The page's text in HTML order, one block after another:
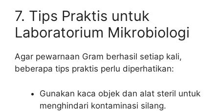
7. Tips Praktis untuk
Laboratorium Mikrobiologi
Agar pewarnaan Gram berhasil setiap kali,
beberapa tips praktis perlu diperhatikan:
Gunakan kaca objek dan alat steril untuk
menghindari kontaminasi silang.